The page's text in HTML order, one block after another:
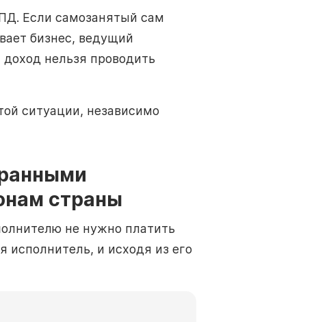
Если самозанятый сам
бизнес, ведущий
нельзя проводить
ситуации, независимо
страны
не нужно платить
исполнитель, и исходя из его